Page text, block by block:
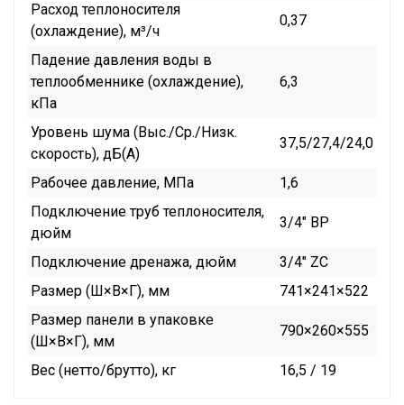
Расход теплоносителя
(охлаждение), м³/ч
0,37
Падение давления воды в
теплообменнике (охлаждение),
кПа
6,3
Уровень шума (Выс./Ср./Низк.
скорость), дБ(А)
37,5/27,4/24,0
Рабочее давление, МПа
1,6
Подключение труб теплоносителя,
дюйм
3/4" BP
Подключение дренажа, дюйм
3/4" ZC
Размер (Ш×В×Г), мм
741×241×522
Размер панели в упаковке
(Ш×В×Г), мм
790×260×555
Вес (нетто/брутто), кг 16,5 / 19